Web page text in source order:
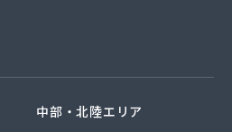
中部・北陸エリア